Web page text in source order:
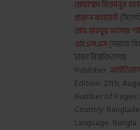
মোহাম্মদ মিজানুর
প্রাক্তন ক্যাডেট
মোঃ মাহবুব আলম
এম.এস.এস(সমাজ
ঢাকা বিশ্ববিদ্যালয়
Publisher:
Edition: 21th,
Number of Pages:
Country:
Language: Bangla